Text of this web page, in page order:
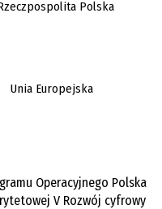
Operacyjnego Polska
V Rozwój cyfrowy